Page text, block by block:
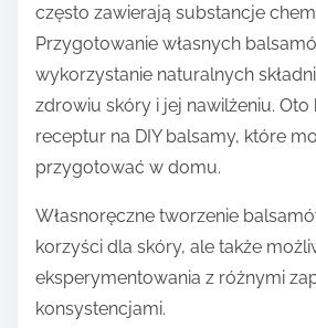
często zawierają substancje
Przygotowanie własnych
wykorzystanie naturalnych
zdrowiu skóry i jej nawilżeniu.
receptur na DIY balsamy, które
przygotować w domu.
Własnoręczne tworzenie
korzyści dla skóry, ale także
eksperymentowania z różnymi
konsystencjami.